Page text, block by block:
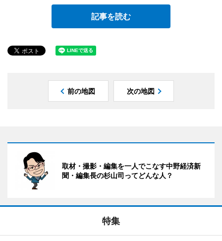
記事を読む
前の地図 次の地図
取材・撮影・編集を一人でこなす中野経済新
聞・編集長の杉山司ってどんな人？
特集